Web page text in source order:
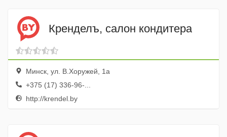
Кренделъ, салон кондитера
Минск, ул. В.Хоружей, 1а
+375 (17) 336-96-...
http://krendel.by